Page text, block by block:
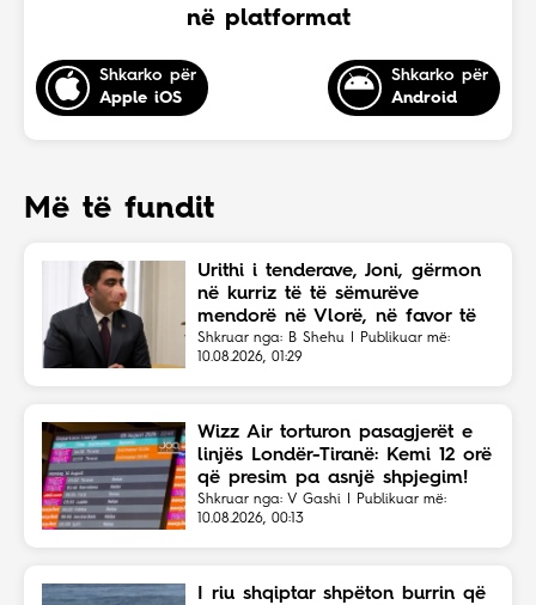
në platformat
Shkarko për
Apple iOS
Shkarko për
Android
Më të fundit
Urithi i tenderave, Joni, gërmon
në kurriz të të sëmurëve
mendorë në Vlorë, në favor të
Eriola Likajt të “Clean Fast”.
Shkruar nga: B Shehu | Publikuar më:
10.08.2026, 01:29
Wizz Air torturon pasagjerët e
linjës Londër-Tiranë: Kemi 12 orë
që presim pa asnjë shpjegim!
Shkruar nga: V Gashi | Publikuar më:
10.08.2026, 00:13
I riu shqiptar shpëton burrin që